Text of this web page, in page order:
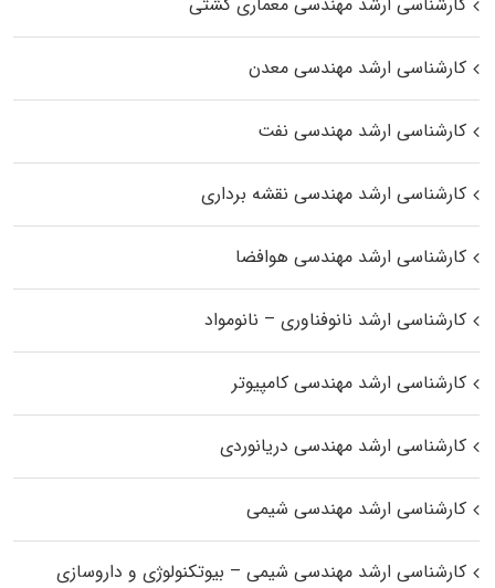
کارشناسی ارشد مهندسی معدن
کارشناسی ارشد مهندسی نفت
کارشناسی ارشد مهندسی نقشه برداری
کارشناسی ارشد مهندسی هوافضا
کارشناسی ارشد نانوفناوری – نانومواد
کارشناسی ارشد مهندسی کامپیوتر
کارشناسی ارشد مهندسی دریانوردی
کارشناسی ارشد مهندسی شیمی
کارشناسی ارشد مهندسی شیمی – بیوتکنولوژی و داروسازی